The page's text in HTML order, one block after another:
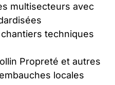
multisecteurs avec
techniques
Propreté et autres
locales